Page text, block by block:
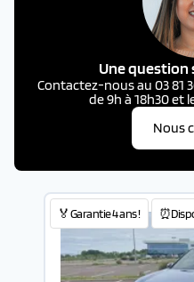
Une question
Contactez-nous au 03 81
de 9h à 18h30 et
Nous
🏅Garantie 4 ans !